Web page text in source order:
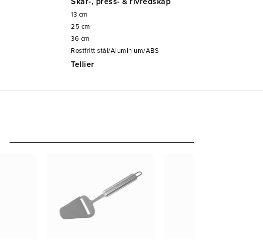
13 cm
25 cm
36 cm
Rostfritt stål/Aluminium/ABS
Tellier